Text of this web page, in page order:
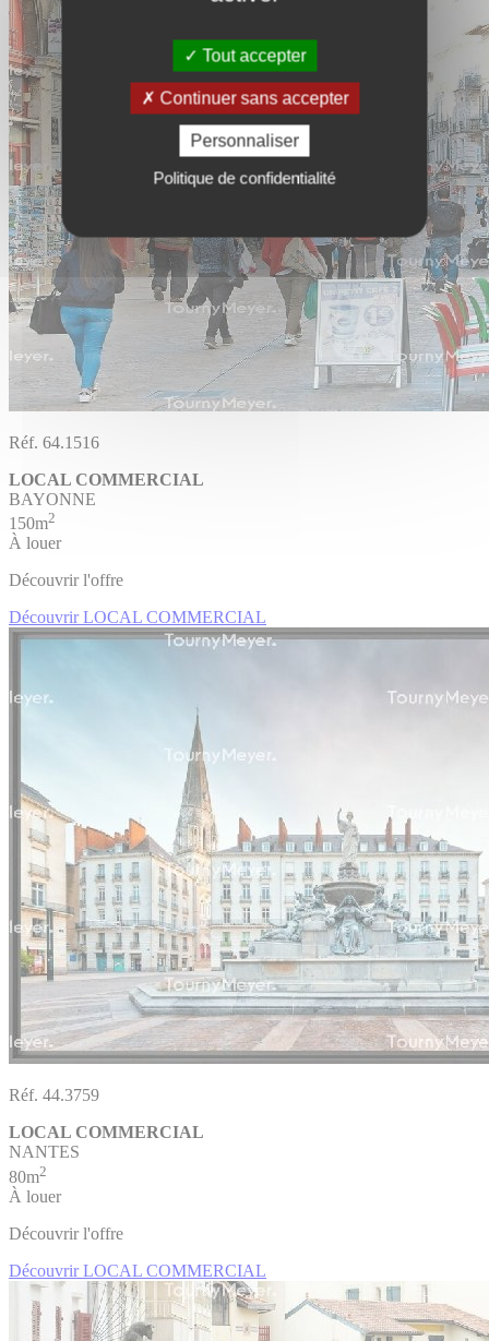
Tout accepter
Continuer sans accepter
Personnaliser
Politique de confidentialité
Réf. 64.1516
LOCAL COMMERCIAL
BAYONNE
150m2
À louer
Découvrir l'offre
Découvrir LOCAL COMMERCIAL
Réf. 44.3759
LOCAL COMMERCIAL
NANTES
80m2
À louer
Découvrir l'offre
Découvrir LOCAL COMMERCIAL